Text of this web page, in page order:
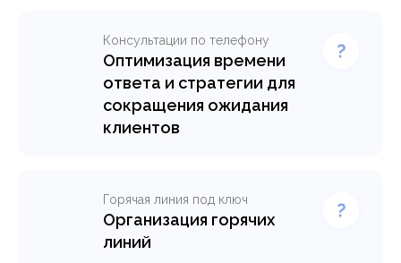
Консультации по телефону
Оптимизация времени
ответа и стратегии для
сокращения ожидания
клиентов
Горячая линия под ключ
Организация горячих
линий